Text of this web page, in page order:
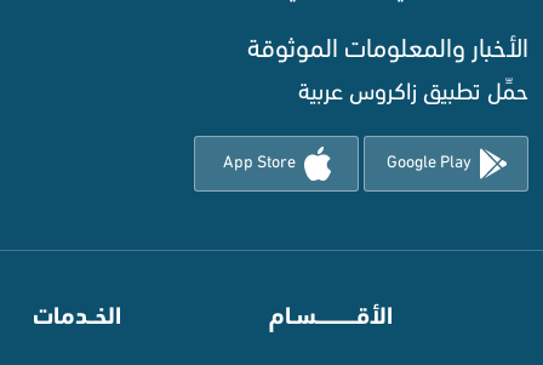
الأخبار والمعلومات الموثوقة‌
حمِّل تطبيق زاكروس عربية
Google Play
App Store
الأقـــــــــــسـام الخــدمات